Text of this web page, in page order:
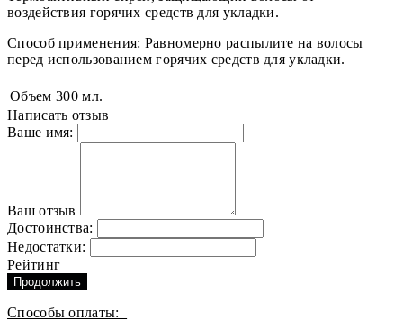
воздействия горячих средств для укладки.
Способ применения: Равномерно распылите на волосы
перед использованием горячих средств для укладки.
Объем 300 мл.
Написать отзыв
Ваше имя:
Ваш отзыв
Достоинства:
Недостатки:
Рейтинг
Продолжить
Способы оплаты: